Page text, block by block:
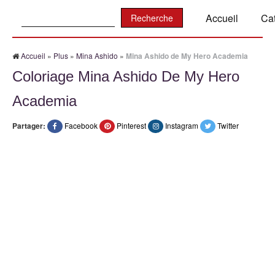
Accueil
Accueil » Plus » Mina Ashido » Mina Ashido de My Hero Academia
Coloriage Mina Ashido De My Hero
Academia
Partager: Facebook Pinterest Instagram Twitter